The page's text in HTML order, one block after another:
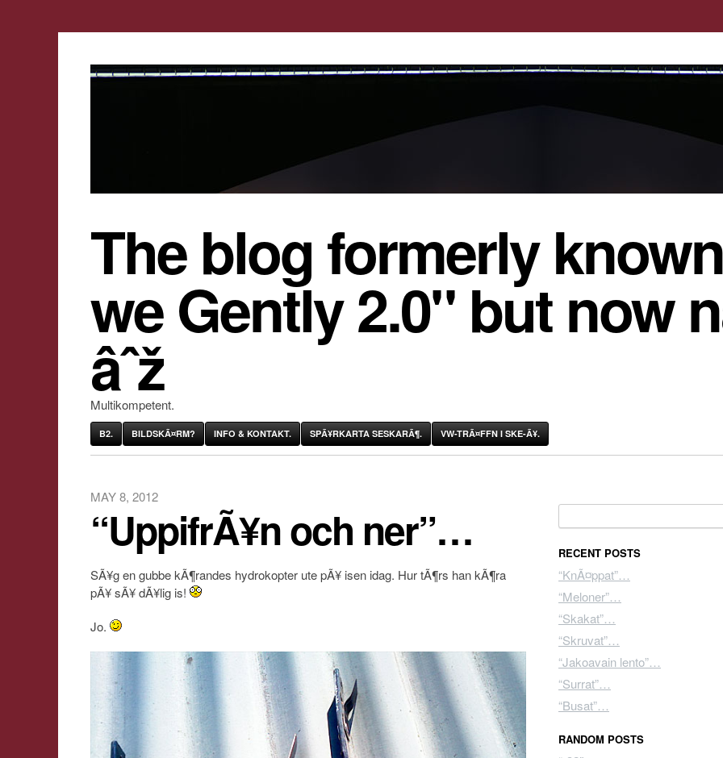
The blog formerly
we Gently 2.0" but now
âˆž
Multikompetent.
B2. BILDSKÃ¤RM? INFO & KONTAKT. SPÃ¥RKARTA SESKARÃ¶. VW-TRÃ¤FFN I SKE-Ã¥.
MAY 8, 2012
“UppifrÃ¥n och ner”…
SÃ¥g en gubbe kÃ¶randes hydrokopter ute pÃ¥ isen idag. Hur tÃ¶rs han kÃ¶ra
pÃ¥ sÃ¥ dÃ¥lig is!
Jo.
RECENT POSTS
“KnÃ¤ppat”…
“Meloner”…
“Skakat”…
“Skruvat”…
“Jakoavain lento”…
“Surrat”…
“Busat”…
RANDOM POSTS